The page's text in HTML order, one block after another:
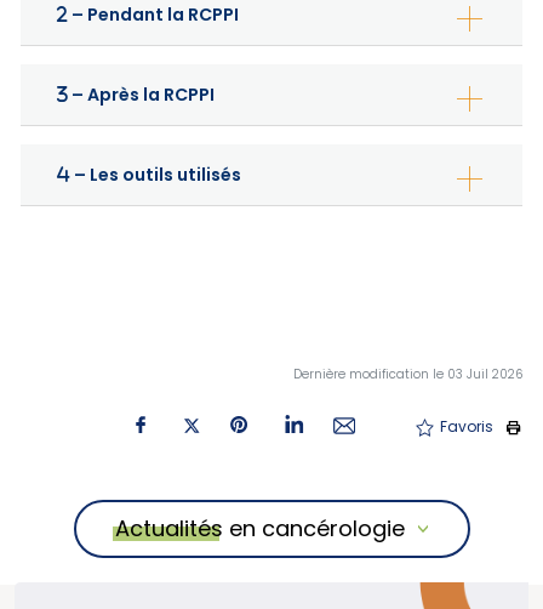
– Pendant la RCPPI
– Après la RCPPI
– Les outils utilisés
Dernière modification le 03 Juil 2026
Favoris
Actualités en cancérologie